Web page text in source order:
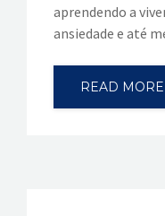
aprendendo a
ansiedade e até
READ MORE